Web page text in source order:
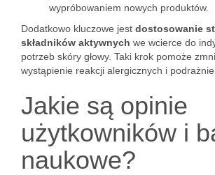
wypróbowaniem nowych produktów.
Dodatkowo kluczowe jest dostosowanie
składników aktywnych we wcierce do
potrzeb skóry głowy. Taki krok pomoże
wystąpienie reakcji alergicznych i
Jakie są opinie
użytkowników i
naukowe?